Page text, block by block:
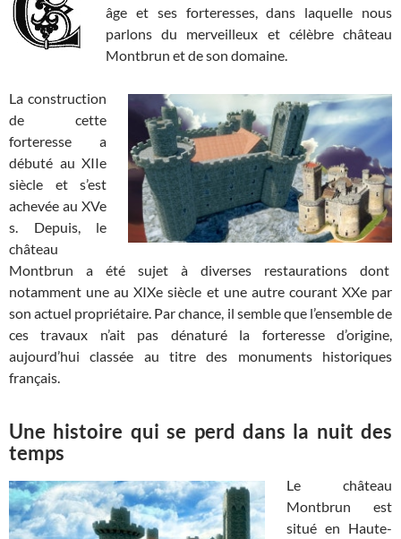
âge et ses forteresses, dans laquelle nous
parlons du merveilleux et célèbre château
Montbrun et de son domaine.
La construction
de cette
forteresse a
débuté au XIIe
siècle et s’est
achevée au XVe
s. Depuis, le
château
Montbrun a été sujet à diverses restaurations dont
notamment une au XIXe siècle et une autre courant XXe par
son actuel propriétaire. Par chance, il semble que l’ensemble de
ces travaux n’ait pas dénaturé la forteresse d’origine,
aujourd’hui classée au titre des monuments historiques
français.
Une histoire qui se perd dans la nuit des
temps
Le château
Montbrun est
situé en Haute-